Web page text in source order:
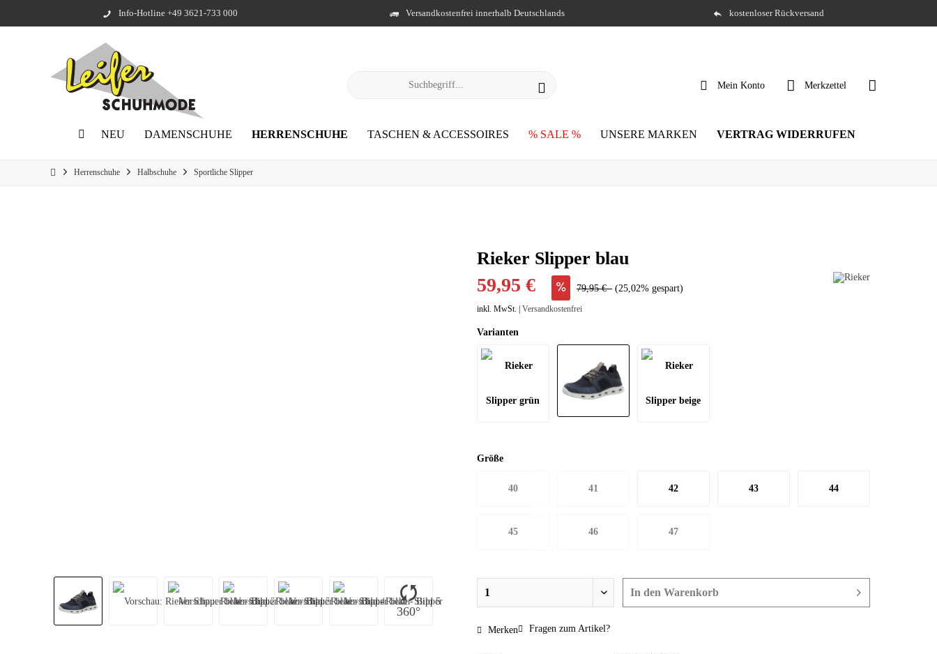
Info-Hotline +49 3621-733 000 Versandkostenfrei innerhalb Deutschlands kostenloser Rückversand
Merkzettel
Mein Konto
NEU DAMENSCHUHE HERRENSCHUHE TASCHEN & ACCESSOIRES % SALE % UNSERE MARKEN VERTRAG WIDERRUFEN
Herrenschuhe Halbschuhe Sportliche Slipper
360°
Rieker Slipper blau
59,95 € 79,95 € (25,02% gespart)
inkl. MwSt. | Versandkostenfrei
Varianten
Größe
40 41 42 43 44
45 46 47
In den Warenkorb
Merken Fragen zum Artikel?